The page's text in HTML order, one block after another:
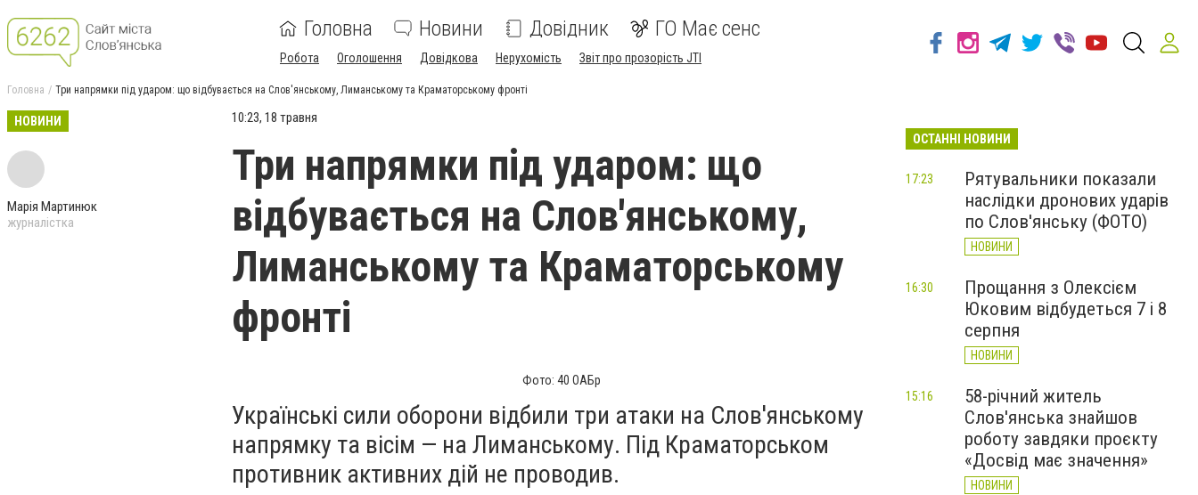
Головна Новини Довідник ГО Має сенс
Робота Оголошення Довідкова Нерухомість Звіт про прозорість JTI
Головна Три напрямки під ударом: що відбувається на Слов'янському, Лиманському та Краматорському фронті
НОВИНИ
Марія Мартинюк
журналістка
10:23, 18 травня
Три напрямки під ударом: що
відбувається на Слов'янському,
Лиманському та Краматорському
фронті
Фото: 40 ОАБр
Українські сили оборони відбили три атаки на Слов'янському
напрямку та вісім — на Лиманському. Під Краматорськом
противник активних дій не проводив.
ОСТАННІ НОВИНИ
Рятувальники показали
наслідки дронових ударів
по Слов'янську (ФОТО)
НОВИНИ
17:23
Прощання з Олексієм
Юковим відбудеться 7 і 8
серпня
НОВИНИ
16:30
58-річний житель
Слов'янська знайшов
роботу завдяки проєкту
«Досвід має значення»
НОВИНИ
15:16